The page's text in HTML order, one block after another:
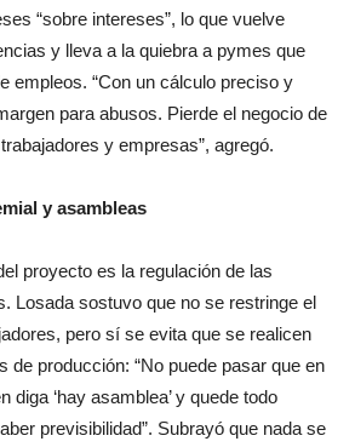
“sobre intereses”, lo que vuelve
y lleva a la quiebra a pymes que
empleos. “Con un cálculo preciso y
para abusos. Pierde el negocio de
y empresas”, agregó.
y asambleas
proyecto es la regulación de las
Losada sostuvo que no se restringe el
pero sí se evita que se realicen
de producción: “No puede pasar que en
diga ‘hay asamblea’ y quede todo
previsibilidad”. Subrayó que nada se